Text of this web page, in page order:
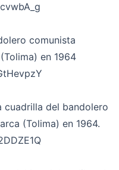
comunista
en 1964
cuadrilla del bandolero
(Tolima) en 1964.